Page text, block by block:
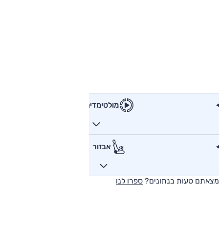
מולטימדיה
אבזור
מצאתם טעות בנתונים? ספרו לנו